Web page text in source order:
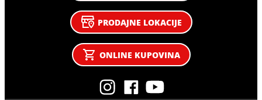
PRODAJNE LOKACIJE
ONLINE KUPOVINA